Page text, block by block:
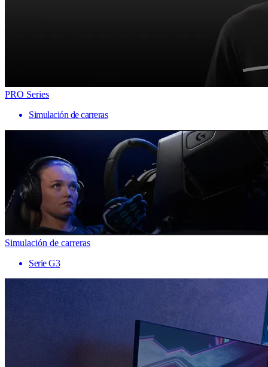
PRO Series
Simulación de carreras
Simulación de carreras
Serie G3